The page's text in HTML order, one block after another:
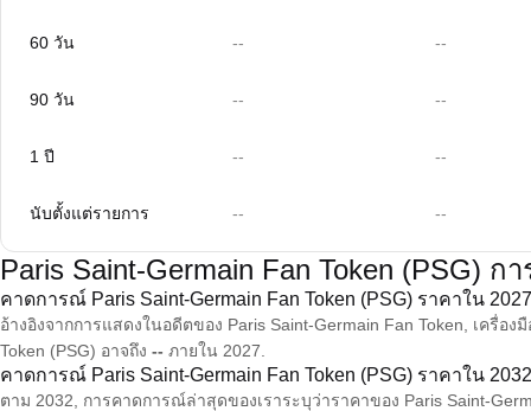
60 วัน -- --
90 วัน -- --
1 ปี -- --
นับตั้งแต่รายการ -- --
Paris Saint-Germain Fan Token (PSG) ก
คาดการณ์ Paris Saint-Germain Fan Token (PSG) ราคาใน 2027
อ้างอิงจากการแสดงในอดีตของ Paris Saint-Germain Fan Token, เครื่อ
Token (PSG) อาจถึง -- ภายใน 2027.
คาดการณ์ Paris Saint-Germain Fan Token (PSG) ราคาใน 2032
ตาม 2032, การคาดการณ์ล่าสุดของเราระบุว่าราคาของ Paris Saint-